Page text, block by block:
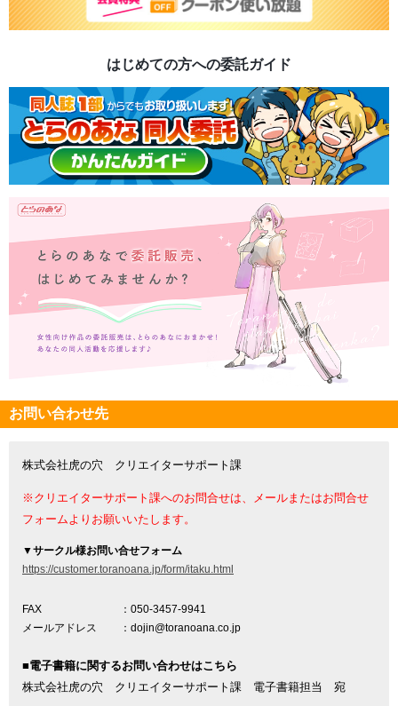
はじめての方への委託ガイド
お問い合わせ先
株式会社虎の穴 クリエイターサポート課
※クリエイターサポート課へのお問合せは、メールまたはお問合せ
フォームよりお願いいたします。
▼サークル様お問い合せフォーム
https://customer.toranoana.jp/form/itaku.html
FAX
：050-3457-9941
メールアドレス
：dojin@toranoana.co.jp
■電子書籍に関するお問い合わせはこちら
株式会社虎の穴 クリエイターサポート課 電子書籍担当 宛